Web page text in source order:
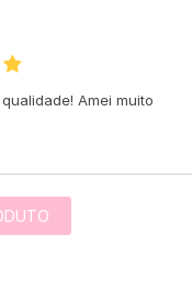
Amei muito